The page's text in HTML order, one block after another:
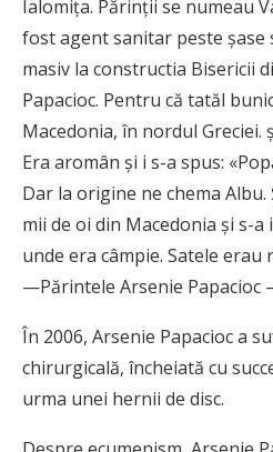
Ialomița. Părinții se numeau
fost agent sanitar peste
masiv la constructia Bisericii
Papacioc. Pentru că tatăl
Macedonia, în nordul Greciei.
Era aromân și i s-a spus:
Dar la origine ne chema
mii de oi din Macedonia și s-
unde era câmpie. Satele erau
—Părintele Arsenie Papacioc
În 2006, Arsenie Papacioc a
chirurgicală, încheiată cu
urma unei hernii de disc.